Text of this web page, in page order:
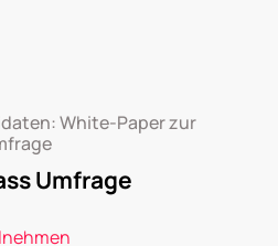
White-Paper zur
Umfrage